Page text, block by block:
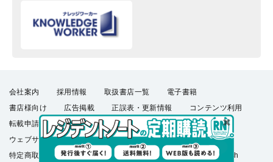
会社案内 採用情報 取扱書店一覧
電子書籍
書店様向け
広告掲載 正誤表・更新情報
コンテンツ利用
転載申請
プライバシーポリシー
羊土社会員規約
ウェブサイト利用規約
羊土社のSNS・メールマガジン
特定商取引法に基づく表示
FAQ お問い合わせ English